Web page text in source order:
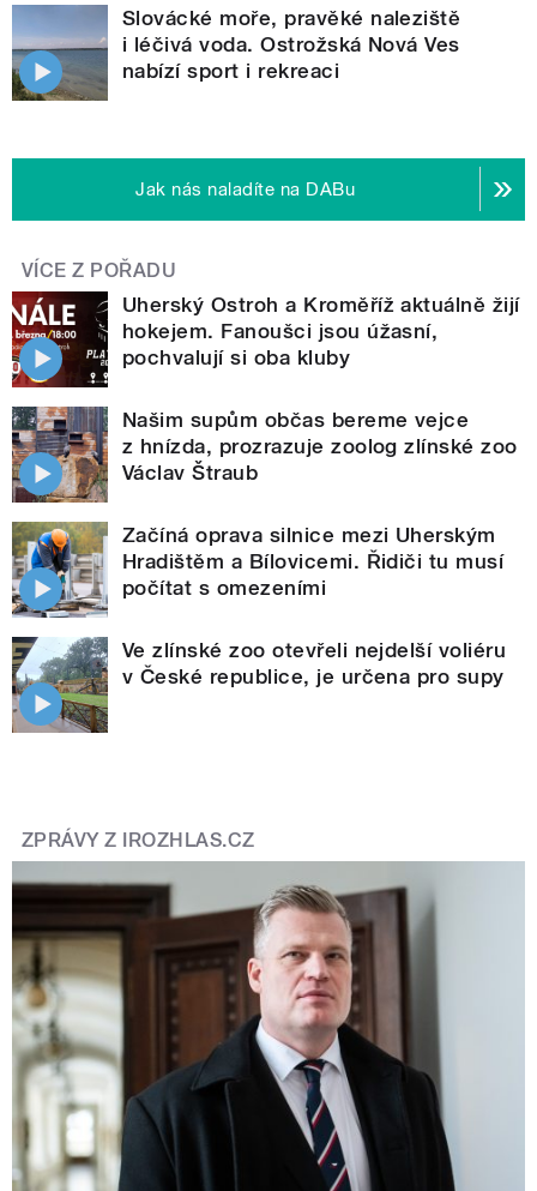
Slovácké moře, pravěké naleziště
i léčivá voda. Ostrožská Nová Ves
nabízí sport i rekreaci
Jak nás naladíte na DABu
VÍCE Z POŘADU
Uherský Ostroh a Kroměříž aktuálně žijí
hokejem. Fanoušci jsou úžasní,
pochvalují si oba kluby
Našim supům občas bereme vejce
z hnízda, prozrazuje zoolog zlínské zoo
Václav Štraub
Začíná oprava silnice mezi Uherským
Hradištěm a Bílovicemi. Řidiči tu musí
počítat s omezeními
Ve zlínské zoo otevřeli nejdelší voliéru
v České republice, je určena pro supy
ZPRÁVY Z IROZHLAS.CZ